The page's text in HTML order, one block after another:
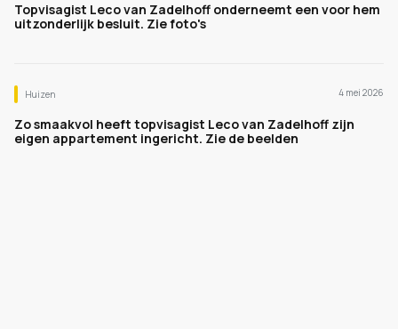
Topvisagist Leco van Zadelhoff onderneemt een voor hem
uitzonderlijk besluit. Zie foto's
Huizen 4 mei 2026
Zo smaakvol heeft topvisagist Leco van Zadelhoff zijn
eigen appartement ingericht. Zie de beelden